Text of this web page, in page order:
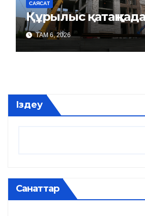
САЯСАТ
Құрылыс қатаң
ТАМ 6, 2026
Іздеу
Санаттар